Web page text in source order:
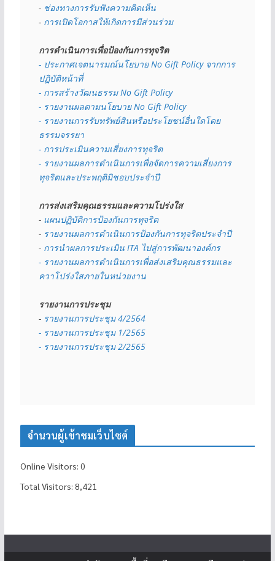
- ช่องทางการรับฟังความคิดเห็น
- การเปิดโอกาสให้เกิดการมีส่วนร่วม
การดำเนินการเพื่อป้องกันการทุจริต
- ประกาศเจตนารมณ์นโยบาย No Gift Policy จากการ
ปฏิบัติหน้าที่
- การสร้างวัฒนธรรม No Gift Policy
- รายงานผลตามนโยบาย No Gift Policy
- รายงานการรับทรัพย์สินหรือประโยชน์อื่นใดโดย
ธรรมจรรยา
- การประเมินความเสี่ยงการทุจริต
- รายงานผลการดำเนินการเพื่อจัดการความเสี่ยงการ
ทุจริตและประพฤติมิชอบประจำปี
การส่งเสริมคุณธรรมและความโปร่งใส
- แผนปฏิบัติการป้องกันการทุจริต
- รายงานผลการดำเนินการป้องกันการทุจริตประจำปี
- การนำผลการประเมิน ITA ไปสู่การพัฒนาองค์กร
- รายงานผลการดำเนินการเพื่อส่งเสริมคุณธรรมและ
ควาโปร่งใสภายในหน่วยงาน
รายงานการประชุม
- รายงานการประชุม 4/2564
- รายงานการประชุม 1/2565
- รายงานการประชุม 2/2565
จำนวนผู้เข้าชมเว็บไซต์
Online Visitors: 0
Total Visitors: 8,421